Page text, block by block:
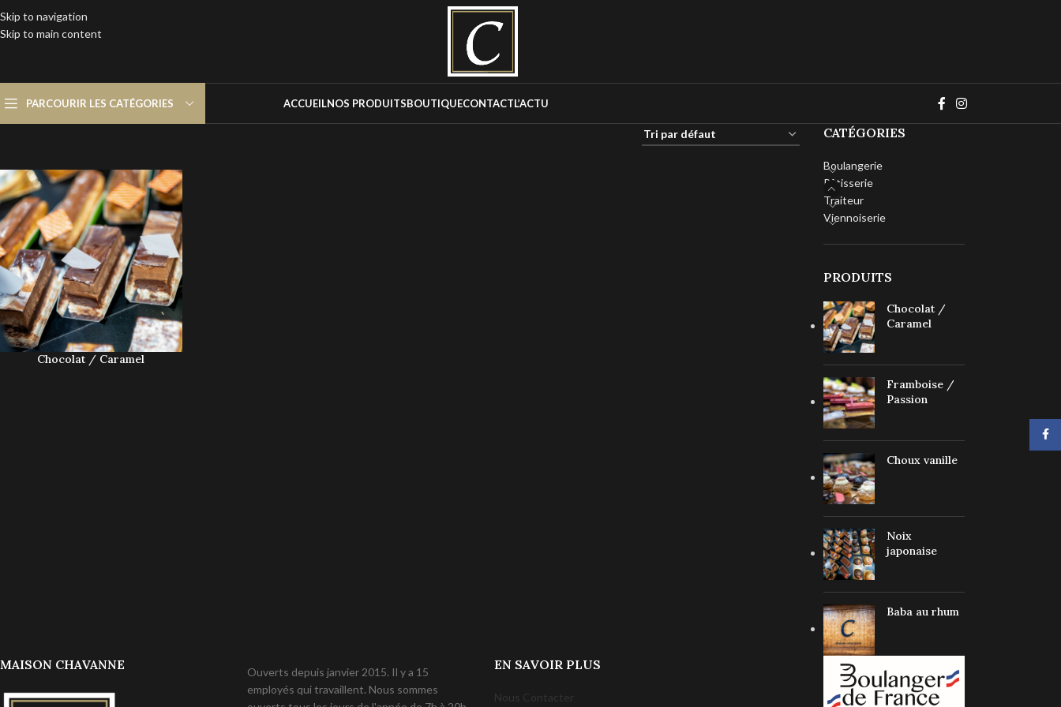
Skip to navigation
Skip to main content
PARCOURIR LES CATÉGORIES ACCUEILNOS PRODUITSBOUTIQUECONTACTL’ACTU
Chocolat / Caramel
CATÉGORIES
Boulangerie
Pâtisserie
Traiteur
Viennoiserie
PRODUITS
Chocolat /
Caramel
Framboise /
Passion
Choux vanille
Noix
japonaise
Baba au rhum
MAISON CHAVANNE
Ouverts depuis janvier 2015. Il y a 15
employés qui travaillent. Nous sommes
EN SAVOIR PLUS
Nous Contacter